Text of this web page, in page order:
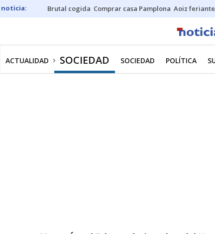
Brutal cogida Comprar casa Pamplona Aoiz
ACTUALIDAD SOCIEDAD SOCIEDAD POLÍTICA